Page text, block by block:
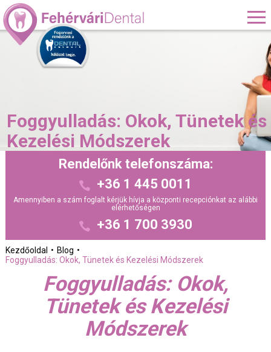
Foggyulladás: Okok, Tünetek és
Kezelési Módszerek
Rendelőnk telefonszáma:
+36 1 445 0011
Amennyiben a szám foglalt kérjük hívja a központi recepciónkat az alábbi
elérhetőségen
+36 1 700 3930
Kezdőoldal
Blog
Foggyulladás: Okok, Tünetek és Kezelési Módszerek
Foggyulladás: Okok,
Tünetek és Kezelési
Módszerek